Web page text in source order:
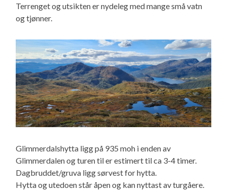
Terrenget og utsikten er nydeleg med mange små vatn
og tjønner.
Glimmerdalshytta ligg på 935 moh i enden av
Glimmerdalen og turen til er estimert til ca 3-4 timer.
Dagbruddet/gruva ligg sørvest for hytta.
Hytta og utedoen står åpen og kan nyttast av turgåere.